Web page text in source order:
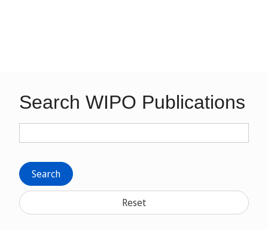
Search WIPO Publications
Search
Reset